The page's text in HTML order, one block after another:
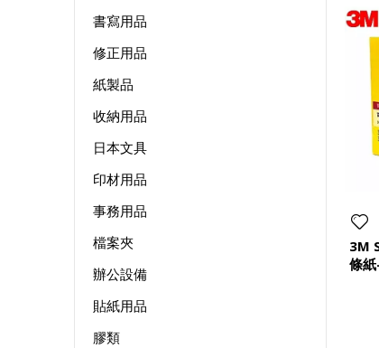
3M
條
書寫用品
修正用品
紙製品
收納用品
日本文具
印材用品
事務用品
檔案夾
辦公設備
貼紙用品
膠類